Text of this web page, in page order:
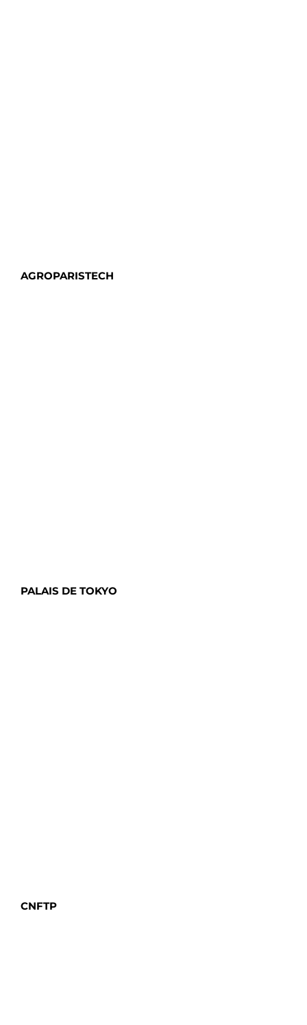
AGROPARISTECH
PALAIS DE TOKYO
CNFTP